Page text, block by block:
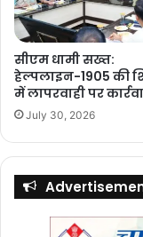
सीएम धामी सख्त:
हेल्पलाइन-1905 की
में लापरवाही पर
July 30, 2026